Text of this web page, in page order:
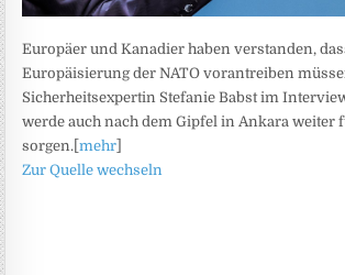
Europäer und Kanadier haben verstanden,
Europäisierung der NATO vorantreiben
Sicherheitsexpertin Stefanie Babst im
werde auch nach dem Gipfel in Ankara weiter
sorgen.[mehr
Zur Quelle wechseln